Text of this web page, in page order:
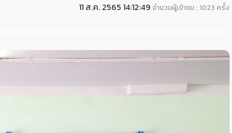
11 ส.ค. 2565 14:12:49 จำนวนผู้เข้าชม : 1023 ครั้ง